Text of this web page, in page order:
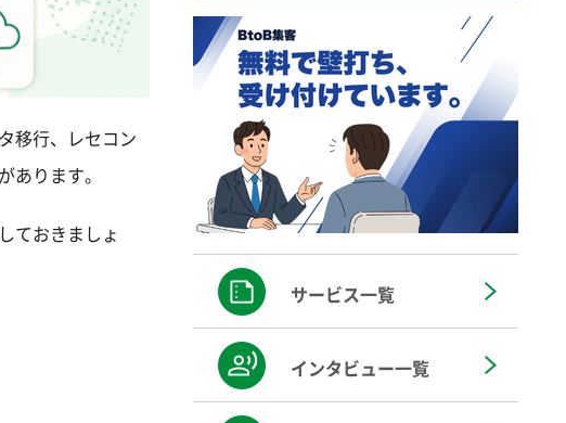
移行、レセコン
ります。
ておきましょ
サービス一覧
インタビュー一覧